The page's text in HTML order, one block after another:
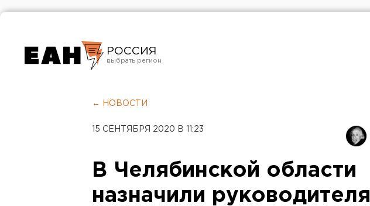
РОССИЯ
Челябинск
← НОВОСТИ
15 СЕНТЯБРЯ 2020 В 11:23
В Челябинской области
назначили руководителя